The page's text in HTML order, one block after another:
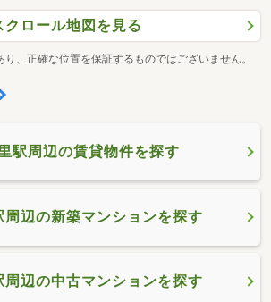
クロール地図を見る
、正確な位置を保証するものではございません。
駅周辺の賃貸物件を探す
周辺の新築マンションを探す
周辺の中古マンションを探す